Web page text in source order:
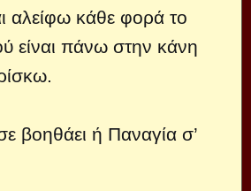
αλείφω κάθε φορά το
είναι πάνω στην κάνη
σε βοηθάει ή Παναγία σ’